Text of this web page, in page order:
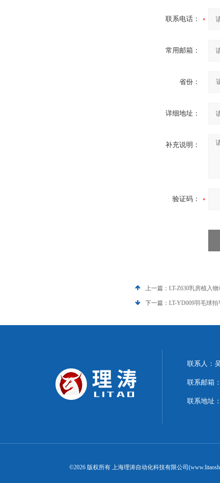
联系电话：
常用邮箱：
省份：
详细地址：
补充说明：
验证码：
上一篇： LT-Z630乳房植入
下一篇： LT-YD009羽毛球
联系人：
联系邮箱
联系地址
©2026 版权所有 上海理涛自动化科技有限公司